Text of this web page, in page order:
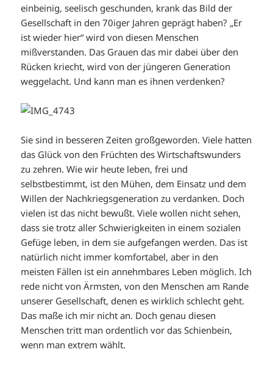
einbeinig, seelisch geschunden, krank das Bild der
Gesellschaft in den 70iger Jahren geprägt haben? „Er
ist wieder hier“ wird von diesen Menschen
mißverstanden. Das Grauen das mir dabei über den
Rücken kriecht, wird von der jüngeren Generation
weggelacht. Und kann man es ihnen verdenken?
Sie sind in besseren Zeiten großgeworden. Viele hatten
das Glück von den Früchten des Wirtschaftswunders
zu zehren. Wie wir heute leben, frei und
selbstbestimmt, ist den Mühen, dem Einsatz und dem
Willen der Nachkriegsgeneration zu verdanken. Doch
vielen ist das nicht bewußt. Viele wollen nicht sehen,
dass sie trotz aller Schwierigkeiten in einem sozialen
Gefüge leben, in dem sie aufgefangen werden. Das ist
natürlich nicht immer komfortabel, aber in den
meisten Fällen ist ein annehmbares Leben möglich. Ich
rede nicht von Ärmsten, von den Menschen am Rande
unserer Gesellschaft, denen es wirklich schlecht geht.
Das maße ich mir nicht an. Doch genau diesen
Menschen tritt man ordentlich vor das Schienbein,
wenn man extrem wählt.